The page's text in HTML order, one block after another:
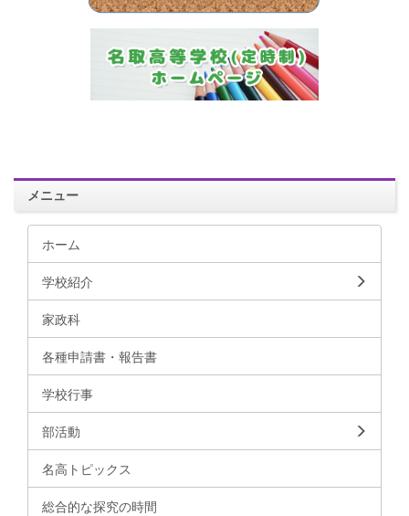
メニュー
ホーム
学校紹介
家政科
各種申請書・報告書
学校行事
部活動
名高トピックス
総合的な探究の時間